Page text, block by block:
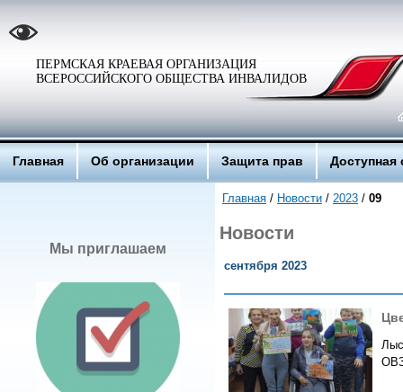
ПЕРМСКАЯ КРАЕВАЯ ОРГАНИЗАЦИЯ
ВСЕРОССИЙСКОГО ОБЩЕСТВА ИНВАЛИДОВ
Главная Об организации Защита прав Доступная
Мы приглашаем
Главная / Новости / 2023 / 09
Новости
сентября 2023